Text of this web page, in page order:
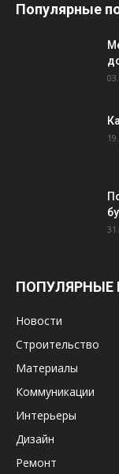
Популярные
ПОПУЛЯРНЫЕ
Новости
Строительство
Материалы
Коммуникации
Интерьеры
Дизайн
Ремонт